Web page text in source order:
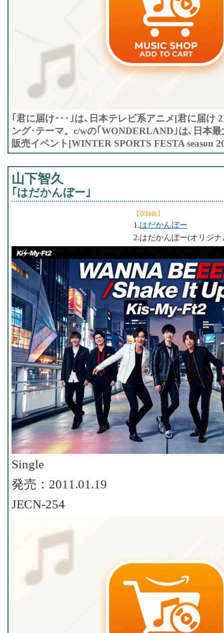
｢君に届け･･･｣は､日本テレビ系アニメ[君に届け
ング･テーマ。c/wの｢WONDERLAND｣は､日本
販売イベント[WINTER SPORTS FESTA season
山下智久
｢はだかんぼー｣
【収録曲】
1.はだかんぼー
2.はだかんぼー(オリジ
Single
発売：2011.01.19
JECN-254